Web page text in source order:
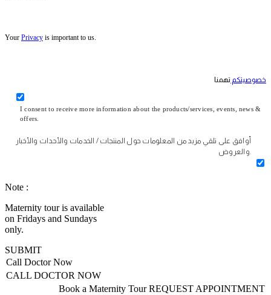
Your Privacy is important to us.
خصوصيتكم تهمنا
I consent to receive more information about the products/services, events, news &
offers.
أوافق على تلقي مزيد من المعلومات حول المنتجات / الخدمات والأحداث والأخبار
والعروض.
Note :
Maternity tour is available
on Fridays and Sundays
only.
SUBMIT
Call Doctor Now
CALL DOCTOR NOW
REQUEST APPOINTMENT
Book a Maternity Tour